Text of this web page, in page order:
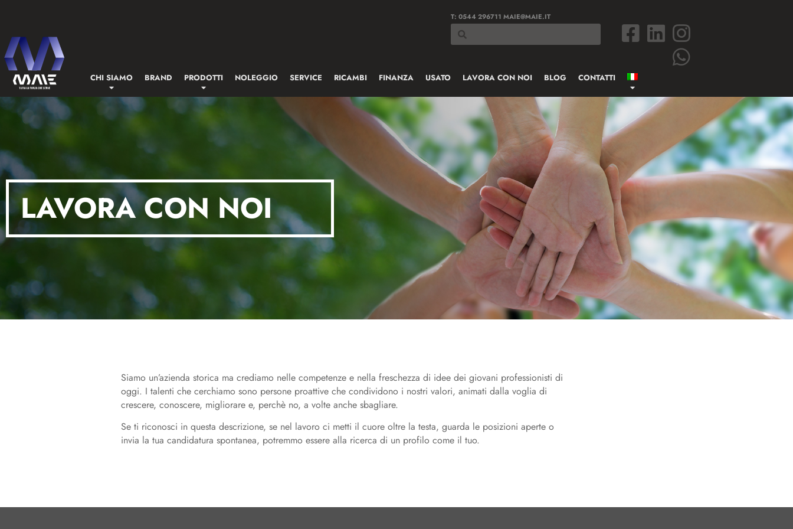
T:0544 296711 MAIE@MAIE.IT
CHI SIAMO BRAND PRODOTTI NOLEGGIO SERVICE RICAMBI FINANZA USATO LAVORA CON NOI BLOG CONTATTI
LAVORA CON NOI
Siamo un’azienda storica ma crediamo nelle competenze e nella freschezza di idee dei giovani professionisti di
oggi. I talenti che cerchiamo sono persone proattive che condividono i nostri valori, animati dalla voglia di
crescere, conoscere, migliorare e, perchè no, a volte anche sbagliare.
Se ti riconosci in questa descrizione, se nel lavoro ci metti il cuore oltre la testa, guarda le posizioni aperte o
invia la tua candidatura spontanea, potremmo essere alla ricerca di un profilo come il tuo.